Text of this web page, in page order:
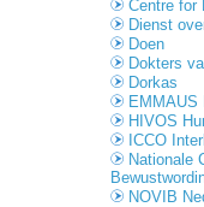
Centre for
Dienst
Doen
Dokters
Dorkas
EMMAUS
HIVOS
ICCO
Nationale
NOVIB